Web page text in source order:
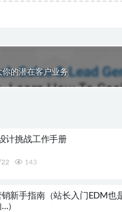
的潜在客户业务
计挑战工作手册
143
新手指南（站长入门EDM也
）